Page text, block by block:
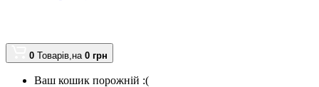
0 Товарів,на 0 грн
Ваш кошик порожній :(